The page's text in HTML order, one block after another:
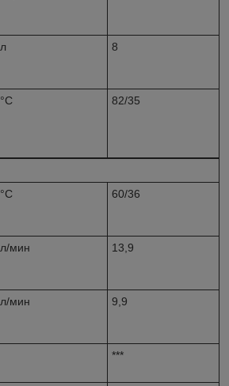
л 8
°C 82/35
°C 60/36
л/мин 13,9
л/мин 9,9
***